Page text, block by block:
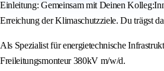
Einleitung: Gemeinsam mit Deinen
Erreichung der Klimaschutzziele. Du trägst
Als Spezialist für energietechnische
Freileitungsmonteur 380kV m/w/d.